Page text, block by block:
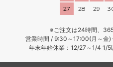
27
28 29
※ご注文は24時間、
営業時間 / 9:30～17:00(月～金)
年末年始休業：12/27～1/4 1/5